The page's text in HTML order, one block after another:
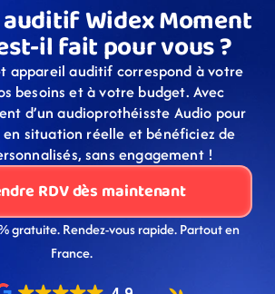
auditif Widex Moment
il fait pour vous ?
appareil auditif correspond à votre
besoins et à votre budget. Avec
d’un audioprothéisste Audio pour
en situation réelle et bénéficiez de
sans engagement !
RDV dès maintenant
gratuite. Rendez-vous rapide. Partout en
France.